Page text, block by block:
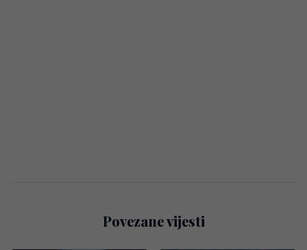
Povezane vijesti